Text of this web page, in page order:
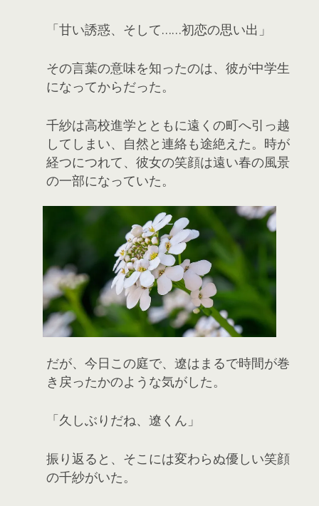
「甘い誘惑、そして……初恋の思い出」
その言葉の意味を知ったのは、彼が中学生
になってからだった。
千紗は高校進学とともに遠くの町へ引っ越
してしまい、自然と連絡も途絶えた。時が
経つにつれて、彼女の笑顔は遠い春の風景
の一部になっていた。
だが、今日この庭で、遼はまるで時間が巻
き戻ったかのような気がした。
「久しぶりだね、遼くん」
振り返ると、そこには変わらぬ優しい笑顔
の千紗がいた。